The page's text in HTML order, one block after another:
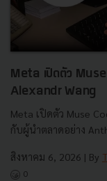
Meta เปิดตัว
Alexandr Wang
Meta เปิดตัว Muse
กับผู้นำตลาดอย่าง
สิงหาคม 6, 2026 | By
0